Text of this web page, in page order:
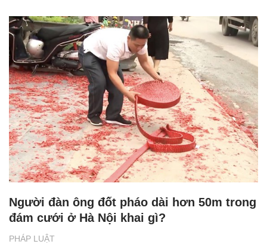
PHÁP LUẬT
Người đàn ông đốt pháo dài hơn 50m trong
đám cưới ở Hà Nội khai gì?